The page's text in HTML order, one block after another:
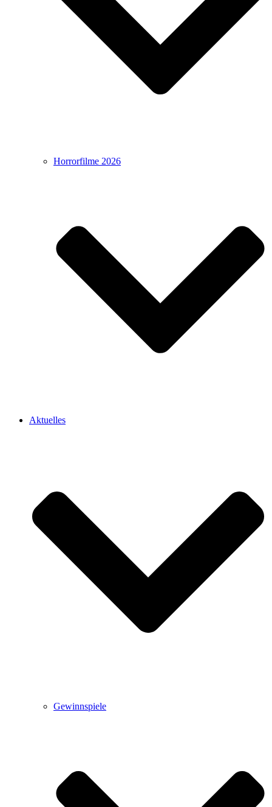
Horrorfilme 2026
Aktuelles
Gewinnspiele